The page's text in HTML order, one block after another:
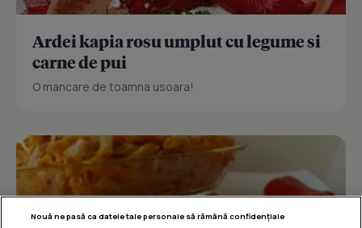
Ardei kapia rosu umplut cu legume si
carne de pui
O mancare de toamna usoara!
Nouă ne pasă ca datele tale personale să rămână confidențiale